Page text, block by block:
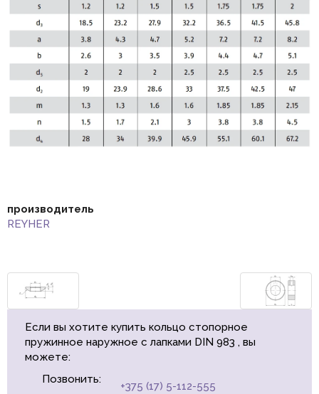
производитель
REYHER
Если вы хотите купить кольцо стопорное
пружинное наружное с лапками DIN 983 , вы
можете:
Позвонить:
+375 (17) 5-112-555